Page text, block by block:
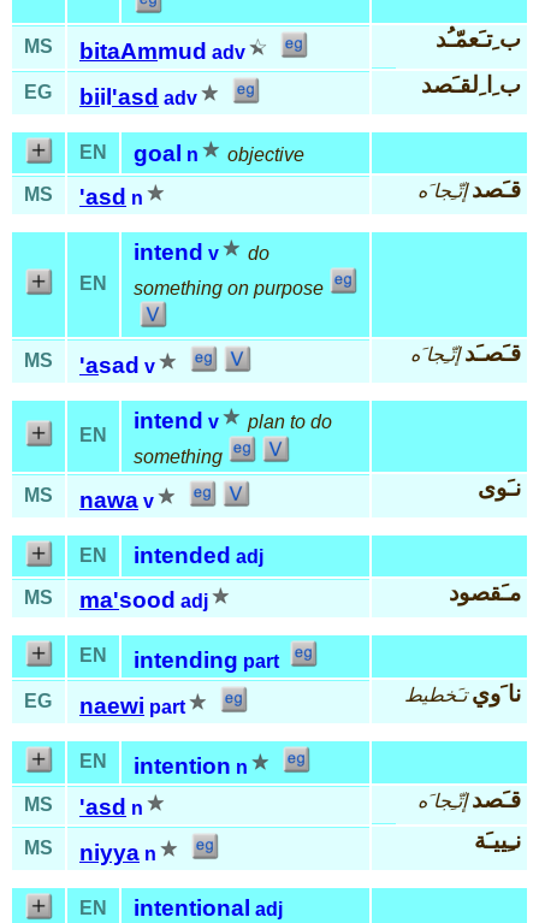
MS bitaAmmud adv
ب ِتـَعمّـُد
EG biil 'asd adv
ب ِا ِلقـَصد
EN goal n
objective
MS
'asd n قـَصد إتّـِجا َه
EN
intend v
do
something on purpose
MS 'asad v
قـَصـَد إتّـِجا َه
EN
intend v
plan to do
something
MS
nawa v
نـَوى
EN intended adj
MS
ma'sood adj مـَقصود
EN intending part
EG
naewi part
نا َوي تـَخطيط
EN intention n
MS
'asd n قـَصد إتّـِجا َه
MS niyya n
نـِييـَة
EN intentional adj